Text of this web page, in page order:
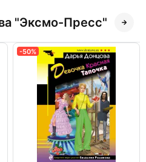
"Эксмо-Пресс"
-50%